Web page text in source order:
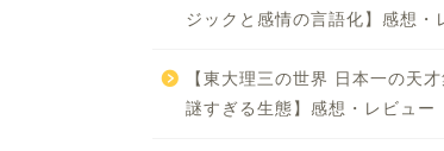
ジックと感情の言語化】感想・
【東大理三の世界 日本一の天
謎すぎる生態】感想・レビュー